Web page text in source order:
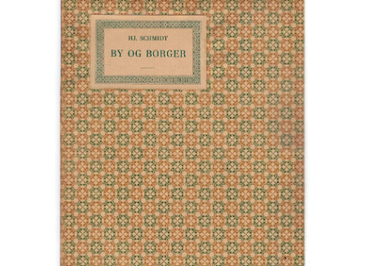
Engelsk
Erhverv
Europa
Fantasy / Sciencefiction
Filosofi
Håndarbejde
Håndværk